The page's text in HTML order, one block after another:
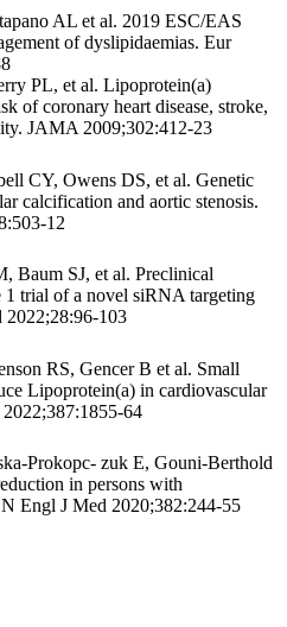
AL et al. 2019 ESC/EAS
of dyslipidaemias. Eur
PL, et al. Lipoprotein(a)
of coronary heart disease, stroke,
JAMA 2009;302:412-23
CY, Owens DS, et al. Genetic
calcification and aortic stenosis.
12
Baum SJ, et al. Preclinical
1 trial of a novel siRNA targeting
2022;28:96-103
RS, Gencer B et al. Small
Lipoprotein(a) in cardiovascular
64
Prokopc- zuk E, Gouni-Berthold
in persons with
Engl J Med 2020;382:244-55